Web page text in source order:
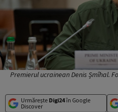
Premierul ucrainean Denis Șmîhal.
Urmărește Digi24în Google
Discover